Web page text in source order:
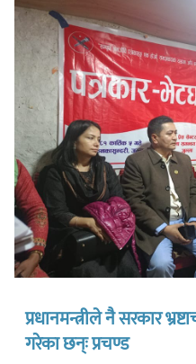
प्रधानमन्त्रीले नै सरकार
गरेका छन्ः प्रचण्ड